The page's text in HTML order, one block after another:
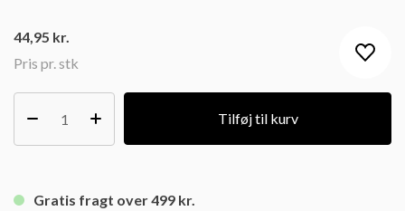
Pris pr. stk
44,95 kr.
Tilføj til kurv
Gratis fragt over 499 kr.